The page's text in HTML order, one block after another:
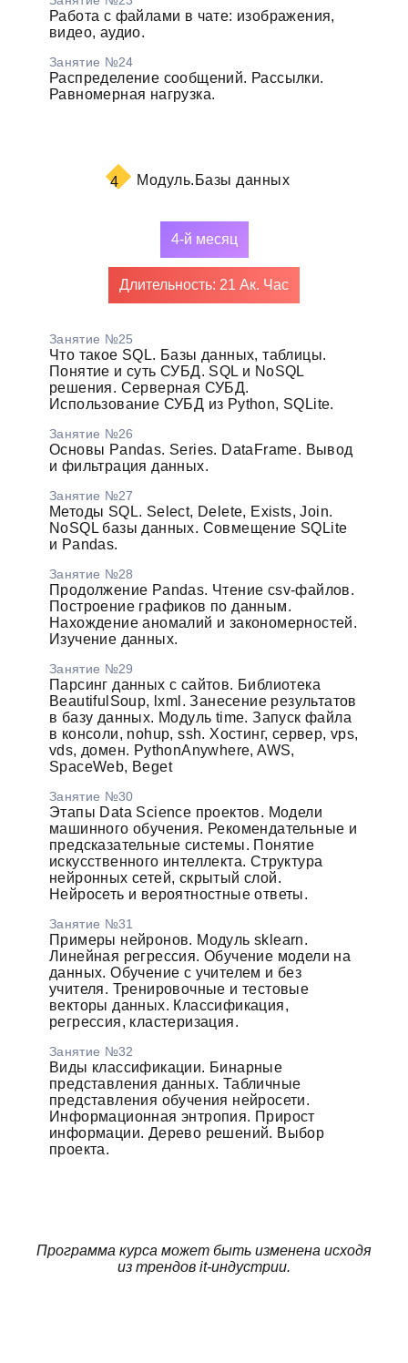
Работа с файлами в чате: изображения,
видео, аудио.
Занятие №24
Распределение сообщений. Рассылки.
Равномерная нагрузка.
4 Модуль. Базы данных
4-й месяц
Длительность: 21 Ак. Час
Занятие №25
Что такое SQL. Базы данных, таблицы.
Понятие и суть СУБД. SQL и NoSQL
решения. Серверная СУБД.
Использование СУБД из Python, SQLite.
Занятие №26
Основы Pandas. Series. DataFrame. Вывод
и фильтрация данных.
Занятие №27
Методы SQL. Select, Delete, Exists, Join.
NoSQL базы данных. Совмещение SQLite
и Pandas.
Занятие №28
Продолжение Pandas. Чтение csv-файлов.
Построение графиков по данным.
Нахождение аномалий и закономерностей.
Изучение данных.
Занятие №29
Парсинг данных с сайтов. Библиотека
BeautifulSoup, lxml. Занесение результатов
в базу данных. Модуль time. Запуск файла
в консоли, nohup, ssh. Хостинг, сервер, vps,
vds, домен. PythonAnywhere, AWS,
SpaceWeb, Beget
Занятие №30
Этапы Data Science проектов. Модели
машинного обучения. Рекомендательные и
предсказательные системы. Понятие
искусственного интеллекта. Структура
нейронных сетей, скрытый слой.
Нейросеть и вероятностные ответы.
Занятие №31
Примеры нейронов. Модуль sklearn.
Линейная регрессия. Обучение модели на
данных. Обучение с учителем и без
учителя. Тренировочные и тестовые
векторы данных. Классификация,
регрессия, кластеризация.
Занятие №32
Виды классификации. Бинарные
представления данных. Табличные
представления обучения нейросети.
Информационная энтропия. Прирост
информации. Дерево решений. Выбор
проекта.
Программа курса может быть изменена исходя
из трендов it-индустрии.